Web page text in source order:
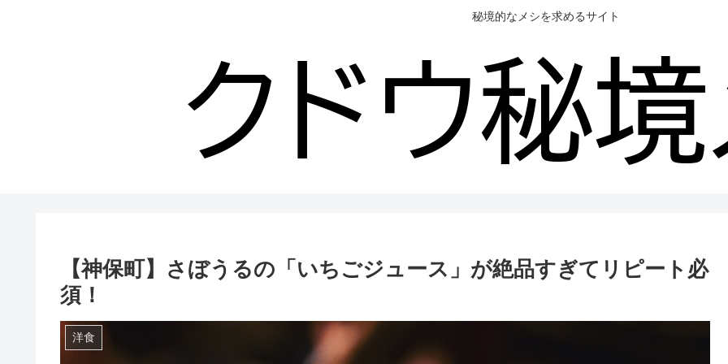
秘境的なメシを求めるサイト
【神保町】さぼうるの「いちごジュース」が絶品すぎてリピート必
須！
洋食